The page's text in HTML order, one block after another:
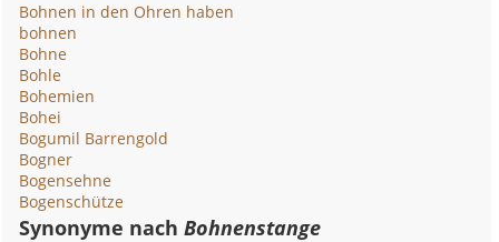
Bohnen in den Ohren haben
bohnen
Bohne
Bohle
Bohemien
Bohei
Bogumil Barrengold
Bogner
Bogensehne
Bogenschütze
Synonyme nachBohnenstange